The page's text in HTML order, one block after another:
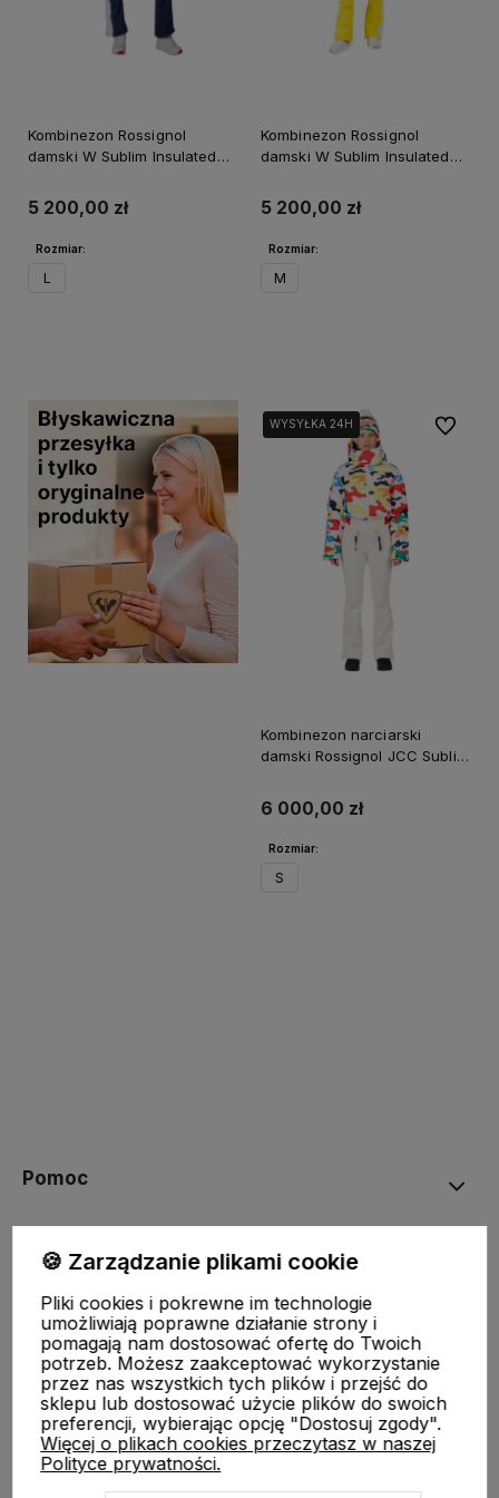
Kombinezon Rossignol
damski W Sublim Insulated
5 200,00 zł
Rozmiar:
L
Kombinezon Rossignol
damski W Sublim Insulated
5 200,00 zł
Rozmiar:
M
WYSYŁKA 24H
WYSYŁKA 24H
Kombinezon narciarski
damski Rossignol JCC Sublim
6 000,00 zł
Rozmiar:
S
Do
Pomoc
O nas
Moje konto
🍪 Zarządzanie plikami cookie
Pliki cookies i pokrewne im technologie
umożliwiają poprawne działanie strony i
pomagają nam dostosować ofertę do Twoich
potrzeb. Możesz zaakceptować wykorzystanie
przez nas wszystkich tych plików i przejść do
sklepu lub dostosować użycie plików do swoich
preferencji, wybierając opcję "Dostosuj zgody".
Więcej o plikach cookies przeczytasz w naszej
Polityce prywatności.